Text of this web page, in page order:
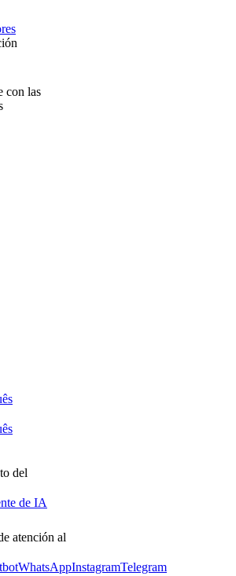
con las
del
de IA
atención al
WhatsAppInstagramTelegram